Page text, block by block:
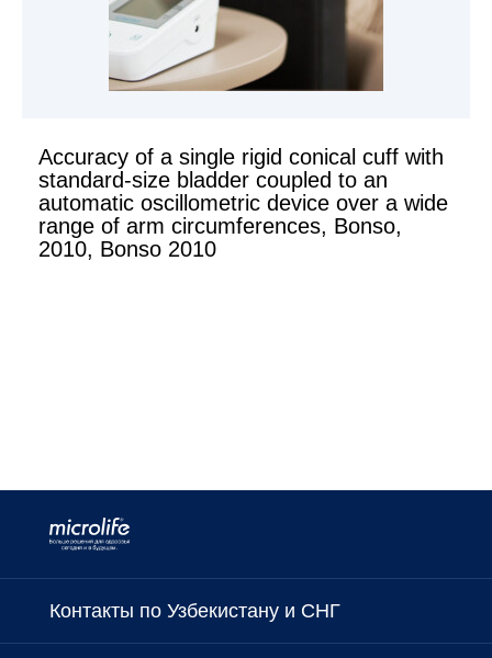
Accuracy of a single rigid conical cuff with
standard-size bladder coupled to an
automatic oscillometric device over a wide
range of arm circumferences, Bonso,
2010, Bonso 2010
ПОСМОТРЕТЬ КЛИНИЧЕСКОЕ ИССЛЕДОВАНИЕ
Контакты по Узбекистану и СНГ